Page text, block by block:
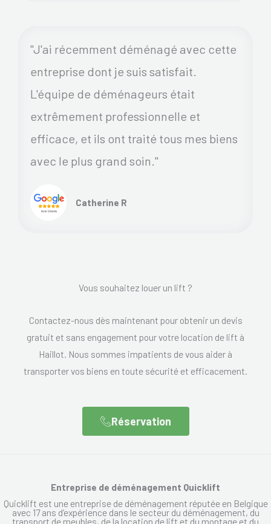
"J'ai récemment déménagé avec cette
entreprise dont je suis satisfait.
L'équipe de déménageurs était
extrêmement professionnelle et
efficace, et ils ont traité tous mes biens
avec le plus grand soin."
Catherine R
Vous souhaitez louer un lift ?
Contactez-nous dès maintenant pour obtenir un devis
gratuit et sans engagement pour votre location de lift à
Haillot. Nous sommes impatients de vous aider à
transporter vos biens en toute sécurité et efficacement.
Réservation
Entreprise de déménagement Quicklift
Quicklift est une entreprise de déménagement réputée en Belgique
avec 17 ans d’expérience dans le secteur du déménagement, du
transport de meubles, de la location de lift et du montage et du